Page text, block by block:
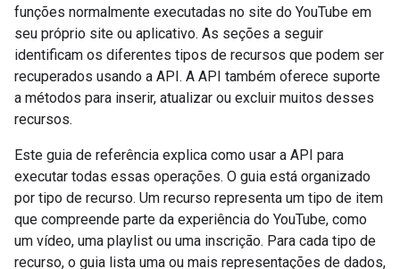
funções normalmente executadas no site do YouTube em
seu próprio site ou aplicativo. As seções a seguir
identificam os diferentes tipos de recursos que podem ser
recuperados usando a API. A API também oferece suporte
a métodos para inserir, atualizar ou excluir muitos desses
recursos.
Este guia de referência explica como usar a API para
executar todas essas operações. O guia está organizado
por tipo de recurso. Um recurso representa um tipo de item
que compreende parte da experiência do YouTube, como
um vídeo, uma playlist ou uma inscrição. Para cada tipo de
recurso, o guia lista uma ou mais representações de dados,